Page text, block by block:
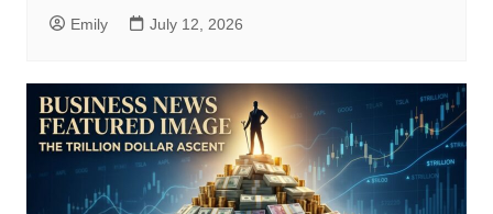
Emily July 12, 2026